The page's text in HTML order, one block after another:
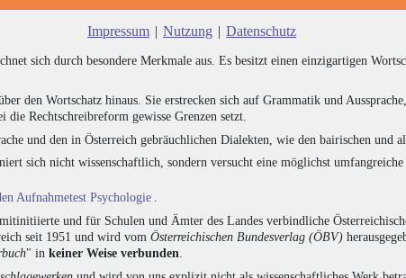
Impressum | Nutzung | Datenschutz
sich durch besondere Merkmale aus. Es besitzt einen einzigartigen
den Wortschatz hinaus. Sie erstrecken sich auf Grammatik und
die Rechtschreibreform gewisse Grenzen setzt.
und den in Österreich gebräuchlichen Dialekten, wie den bairischen und
sich nicht wissenschaftlich, sondern versucht eine möglichst
Aufnahmetest Psychologie
und für Schulen und Ämter des Landes verbindliche
seit 1951 und wird vom Österreichischen Bundesverlag (ÖBV)
" in keiner Weise verbunden